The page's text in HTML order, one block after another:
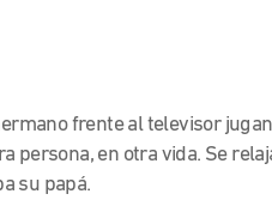
frente al televisor
persona, en otra vida. Se
su papá.